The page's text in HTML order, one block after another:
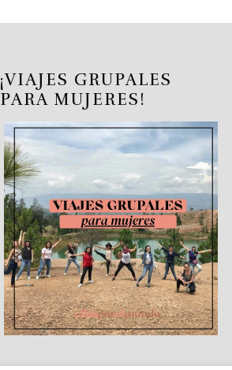
¡VIAJES GRUPALES
PARA MUJERES!